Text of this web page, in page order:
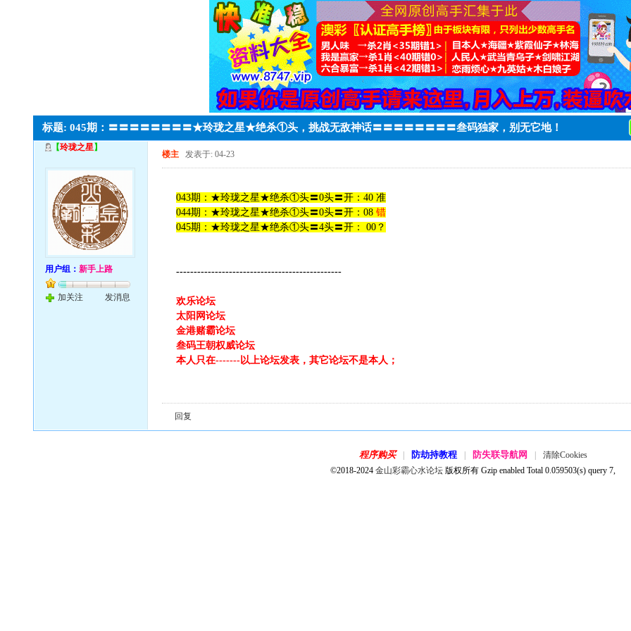
标题: 045期：〓〓〓〓〓〓〓〓★玲珑之星★绝杀①头，挑战无敌神话〓〓〓〓〓〓〓〓叁码独家，别无它地！
【玲珑之星】
用户组：新手上路
加关注 发消息
楼主 发表于: 04-23
043期：★玲珑之星★绝杀①头〓0头〓开：40 准
044期：★玲珑之星★绝杀①头〓0头〓开：08错
045期：★玲珑之星★绝杀①头〓4头〓开： 00？
-----------------------------------------------
欢乐论坛
太阳网论坛
金港赌霸论坛
叁码王朝权威论坛
本人只在-------以上论坛发表，其它论坛不是本人；
回复
程序购买 防劫持教程 防失联导航网
清除Cookies
©2018-2024金山彩霸心水论坛 版权所有 Gzip enabledTotal 0.059503(s) query 7,